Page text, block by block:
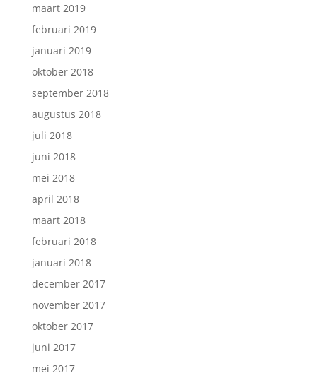
maart 2019
februari 2019
januari 2019
oktober 2018
september 2018
augustus 2018
juli 2018
juni 2018
mei 2018
april 2018
maart 2018
februari 2018
januari 2018
december 2017
november 2017
oktober 2017
juni 2017
mei 2017